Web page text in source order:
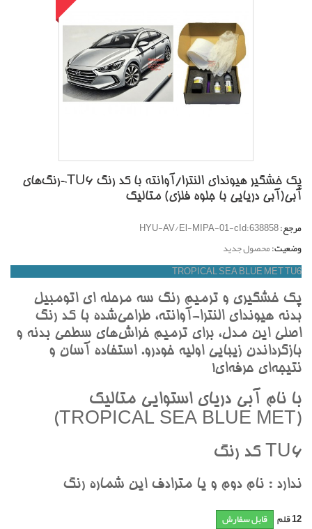
پک خشگير هیوندای النترا/آوانته با کد رنگ TU6-رنگ‌هاي
آبي(آبي دريايي با جلوه فلزي) متاليک
مرجع:HYU-AV/El-MIPA-01-cId:638858
وضعیت:محصول جدید
TROPICAL SEA BLUE MET TU6
پک خشگيري و ترميم رنگ سه مرحله اي اتومبيل
بدنه هيونداي النترا-آوانته، طراحي‌شده با کد رنگ
اصلي اين مدل، براي ترميم خراش‌هاي سطحي بدنه و
بازگرداندن زيبايي اوليه خودرو. استفاده آسان و
نتيجه‌اي حرفه‌اي!
با نام آبي درياي استوايي متاليک
(TROPICAL SEA BLUE MET)
TU6 کد رنگ
ندارد : نام دوم و يا مترادف اين شماره رنگ
12قلم قابل سفارش